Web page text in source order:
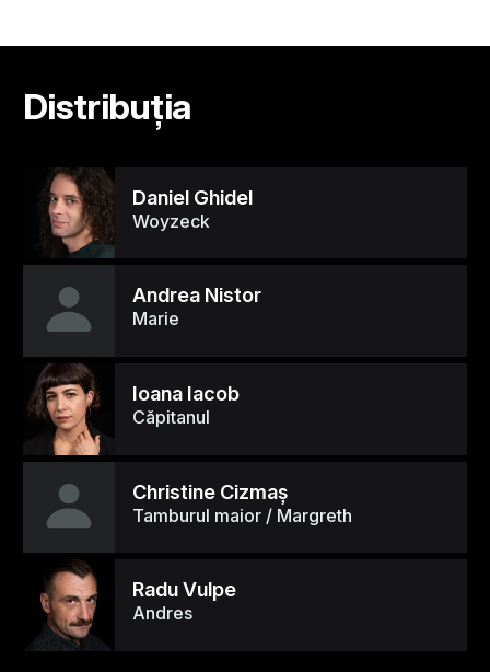
Distribuția
Daniel Ghidel
Woyzeck
Andrea Nistor
Marie
Ioana Iacob
Căpitanul
Christine Cizmaş
Tamburul maior / Margreth
Radu Vulpe
Andres